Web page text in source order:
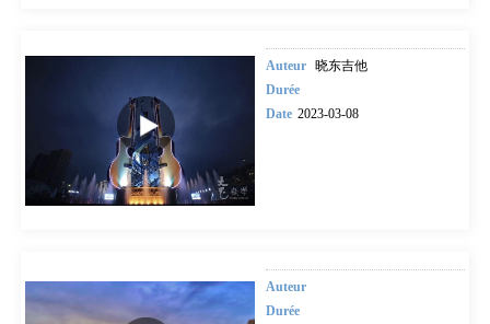
Auteur 晓东吉他
Durée
Date 2023-03-08
Auteur
Durée